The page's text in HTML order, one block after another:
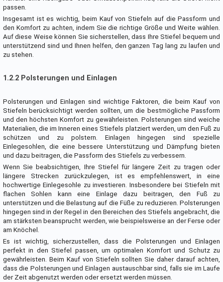
passen.
Insgesamt ist es wichtig, beim Kauf von Stiefeln auf die Passform und
den Komfort zu achten, indem Sie die richtige Größe und Weite wählen.
Auf diese Weise können Sie sicherstellen, dass Ihre Stiefel bequem und
unterstützend sind und Ihnen helfen, den ganzen Tag lang zu laufen und
zu stehen.
1.2.2 Polsterungen und Einlagen
Polsterungen und Einlagen sind wichtige Faktoren, die beim Kauf von
Stiefeln berücksichtigt werden sollten, um die bestmögliche Passform
und den höchsten Komfort zu gewährleisten. Polsterungen sind weiche
Materialien, die im Inneren eines Stiefels platziert werden, um den Fuß zu
schützen und zu polstern. Einlagen hingegen sind spezielle
Einlegesohlen, die eine bessere Unterstützung und Dämpfung bieten
und dazu beitragen, die Passform des Stiefels zu verbessern.
Wenn Sie beabsichtigen, Ihre Stiefel für längere Zeit zu tragen oder
längere Strecken zurückzulegen, ist es empfehlenswert, in eine
hochwertige Einlegesohle zu investieren. Insbesondere bei Stiefeln mit
flachen Sohlen kann eine Einlage dazu beitragen, den Fuß zu
unterstützen und die Belastung auf die Füße zu reduzieren. Polsterungen
hingegen sind in der Regel in den Bereichen des Stiefels angebracht, die
am stärksten beansprucht werden, wie beispielsweise an der Ferse oder
am Knöchel.
Es ist wichtig, sicherzustellen, dass die Polsterungen und Einlagen
perfekt in den Stiefel passen, um optimalen Komfort und Schutz zu
gewährleisten. Beim Kauf von Stiefeln sollten Sie daher darauf achten,
dass die Polsterungen und Einlagen austauschbar sind, falls sie im Laufe
der Zeit abgenutzt werden oder ersetzt werden müssen.